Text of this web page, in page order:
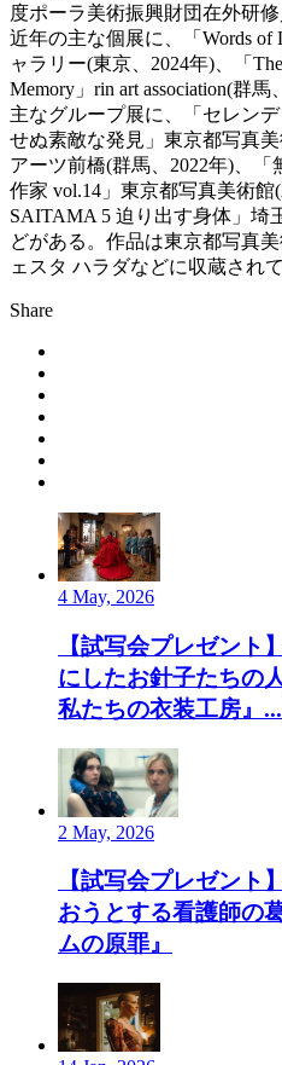
度ポーラ美術振興財団在外研修
近年の主な個展に、「Words
ャラリー(東京、2024年)、「
Memory」rin art association(群馬
主なグループ展に、「セレン
せぬ素敵な発見」東京都写真美
アーツ前橋(群馬、2022年)、
作家 vol.14」東京都写真美術館
SAITAMA 5 迫り出す身体」埼
どがある。作品は東京都写真
ェスタ ハラダなどに収蔵されて
Share
4 May, 2026
【試写会プレゼント
にしたお針子たちの
私たちの衣装工房』...
2 May, 2026
【試写会プレゼント
おうとする看護師の
ムの原罪』